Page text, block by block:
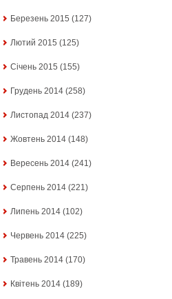
Березень 2015 (127)
Лютий 2015 (125)
Січень 2015 (155)
Грудень 2014 (258)
Листопад 2014 (237)
Жовтень 2014 (148)
Вересень 2014 (241)
Серпень 2014 (221)
Липень 2014 (102)
Червень 2014 (225)
Травень 2014 (170)
Квітень 2014 (189)